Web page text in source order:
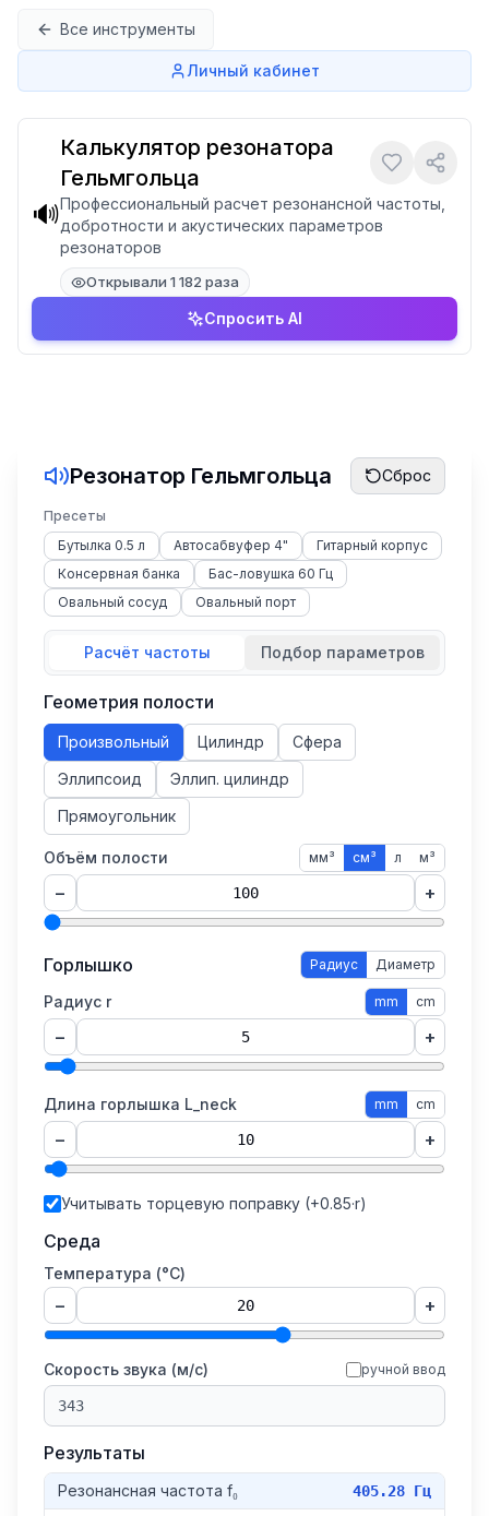
Все инструменты
Личный кабинет
🔊
Калькулятор резонатора
Гельмгольца
Профессиональный расчет резонансной частоты,
добротности и акустических параметров
резонаторов
Открывали 1 182 раза
Спросить AI
Резонатор Гельмгольца Сброс
Пресеты
Бутылка 0.5 л
Автосабвуфер 4"
Гитарный корпус
Консервная банка
Бас-ловушка 60 Гц
Овальный сосуд
Овальный порт
Расчёт частоты Подбор параметров
Геометрия полости
Произвольный Цилиндр
Сфера
Эллипсоид
Эллип. цилиндр
Прямоугольник
Объём полости мм³ см³ л м³
− +
Горлышко Радиус Диаметр
Радиус r mm cm
− +
Длина горлышка L_neck mm cm
− +
Учитывать торцевую поправку (+0.85·r)
Среда
Температура (°C)
− +
Скорость звука (м/с) ручной ввод
Результаты
Резонансная частота f₀ 405.28 Гц